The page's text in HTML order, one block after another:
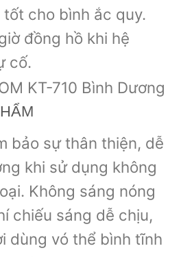
cho bình ắc quy.
đồng hồ khi hệ
cố.
bảo sự thân thiện, dễ
khi sử dụng không
Không sáng nóng
chiếu sáng dễ chịu,
dùng vó thể bình tĩnh